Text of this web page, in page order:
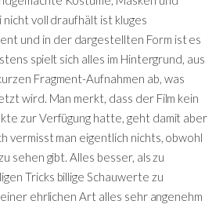
nicht voll draufhält ist kluges
und in der dargestellten Form ist es
spielt sich alles im Hintergrund, aus
Fragment-Aufnahmen ab, was
wird. Man merkt, dass der Film kein
zur Verfügung hatte, geht damit aber
vermisst man eigentlich nichts, obwohl
sehen gibt. Alles besser, als zu
Tricks billige Schauwerte zu
ehrlichen Art alles sehr angenehm